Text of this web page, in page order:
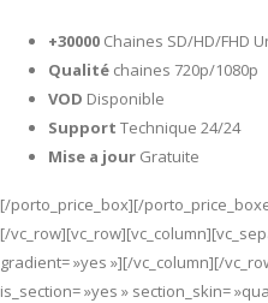
+30000 Chaines SD/HD/FHD
Qualité chaines 720p/1080p
VOD Disponible
Support Technique 24/24
Mise a jour Gratuite
[/porto_price_box][/
[/
gradient= »yes »][/vc_column][/
is_section= »yes » section_skin=